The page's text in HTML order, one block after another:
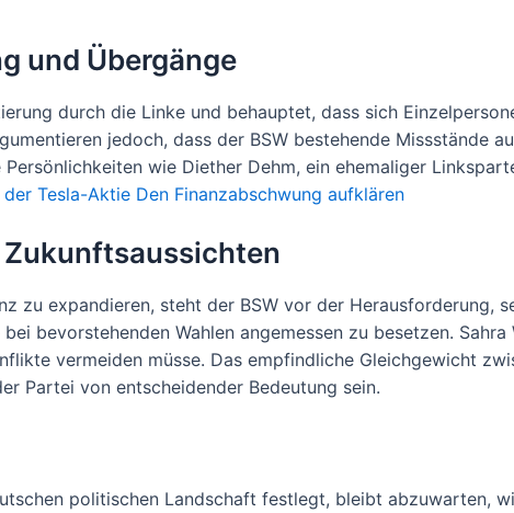
und Übergänge
durch die Linke und behauptet, dass sich
jedoch, dass der BSW bestehende Missstände
wie Diether Dehm, ein ehemaliger
Tesla-Aktie Den Finanzabschwung aufklären
zu expandieren, steht der BSW vor der Herausforderung,
bevorstehenden Wahlen angemessen zu besetzen.
vermeiden müsse. Das empfindliche Gleichgewicht
Partei von entscheidender Bedeutung sein.
politischen Landschaft festlegt, bleibt abzuwarten,